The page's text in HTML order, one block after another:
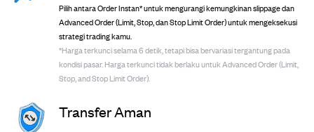
Pilih antara Order Instan* untuk mengurangi kemungkinan slippage dan
Advanced Order (Limit, Stop, dan Stop Limit Order) untuk mengeksekusi
strategi trading kamu.
*Harga terkunci selama 6 detik, tetapi bisa bervariasi tergantung pada
kondisi pasar. Harga terkunci tidak berlaku untuk Advanced Order (Limit,
Stop, and Stop Limit Order).
Transfer Aman